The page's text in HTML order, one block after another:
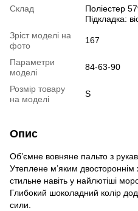
Склад
Поліестер
Підкладка:
Зріст моделі на
фото
167
Параметри
моделі
84-63-90
Розмір товару
на моделі
S
Опис
Об’ємне вовняне пальто з
Утеплене м’яким
стильне навіть у найлютіші
Глибокий шоколадний колір
сили.